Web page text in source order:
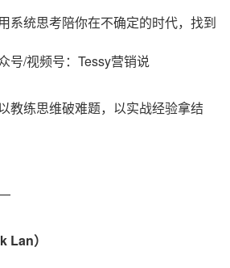
系统思考陪你在不确定的时代，找到
号/视频号：Tessy营销说
教练思维破难题，以实战经验拿结
Lan）